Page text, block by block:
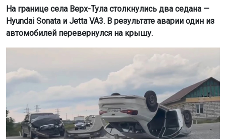
На границе села Верх-Тула столкнулись два седана —
Hyundai Sonata и Jetta VA3. В результате аварии один из
автомобилей перевернулся на крышу.